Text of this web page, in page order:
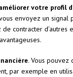
votre profil
envoyez un signal
contracter d’autres
. Vous pouvez
par exemple en